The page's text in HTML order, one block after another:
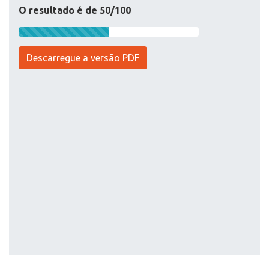
O resultado é de 50/100
Descarregue a versão PDF